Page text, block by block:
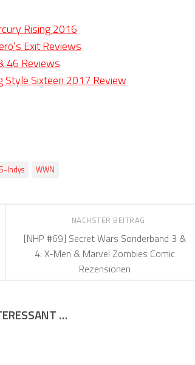
Rising 2016
Exit Reviews
46 Reviews
Style Sixteen 2017 Review
Indys WWN
NÄCHSTER BEITRAG
[NHP #69] Secret Wars Sonderband 3 &
4: X-Men & Marvel Zombies Comic
Rezensionen
…